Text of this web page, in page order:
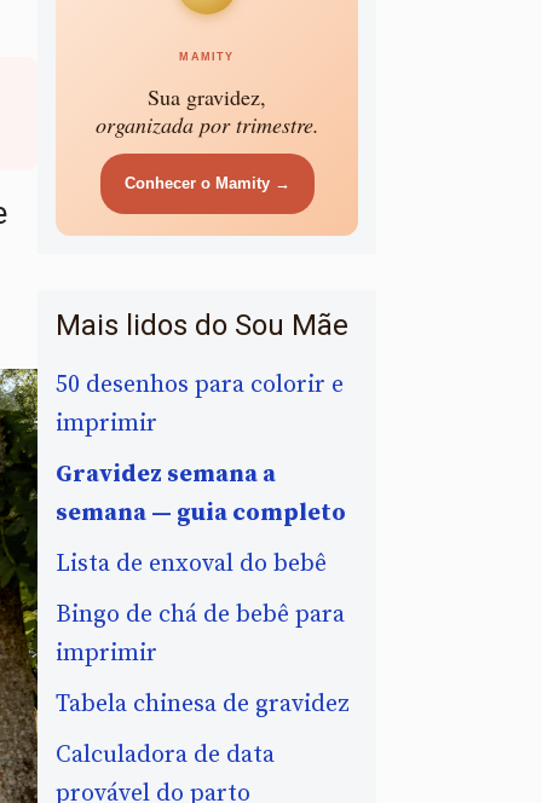
MAMITY
Sua gravidez,
organizada por trimestre.
Conhecer o Mamity →
Mais lidos do Sou Mãe
50 desenhos para colorir e
imprimir
Gravidez semana a
semana — guia completo
Lista de enxoval do bebê
Bingo de chá de bebê para
imprimir
Tabela chinesa de gravidez
Calculadora de data
provável do parto